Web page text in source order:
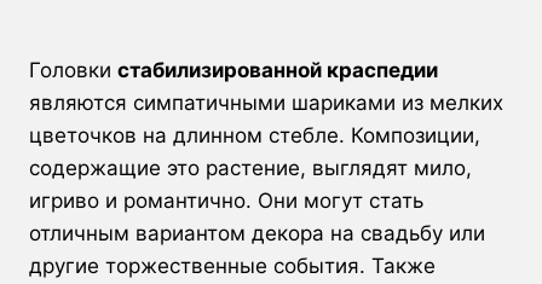
Головки стабилизированной краспедии
являются симпатичными шариками из мелких
цветочков на длинном стебле. Композиции,
содержащие это растение, выглядят мило,
игриво и романтично. Они могут стать
отличным вариантом декора на свадьбу или
другие торжественные события. Также